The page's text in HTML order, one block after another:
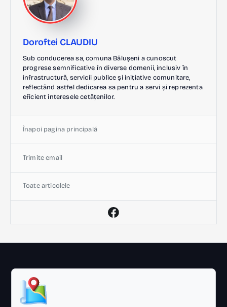
Doroftei CLAUDIU
Sub conducerea sa, comuna Bălușeni a cunoscut
progrese semnificative în diverse domenii, inclusiv în
infrastructură, servicii publice și inițiative comunitare,
reflectând astfel dedicarea sa pentru a servi și reprezenta
eficient interesele cetățenilor.
Înapoi pagina principală
Trimite email
Toate articolele